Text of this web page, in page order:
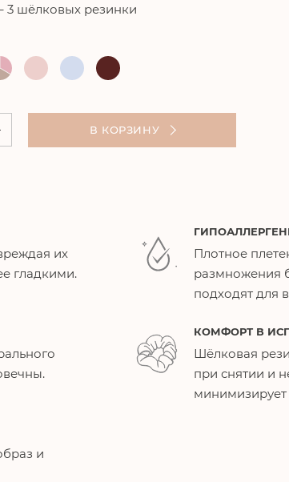
3 шёлковых резинки
В КОРЗИНУ
их
гладкими.
Плотное
размножения
подходят для
КОМФОРТ В
Шёлковая
при снятии и
минимизирует
и